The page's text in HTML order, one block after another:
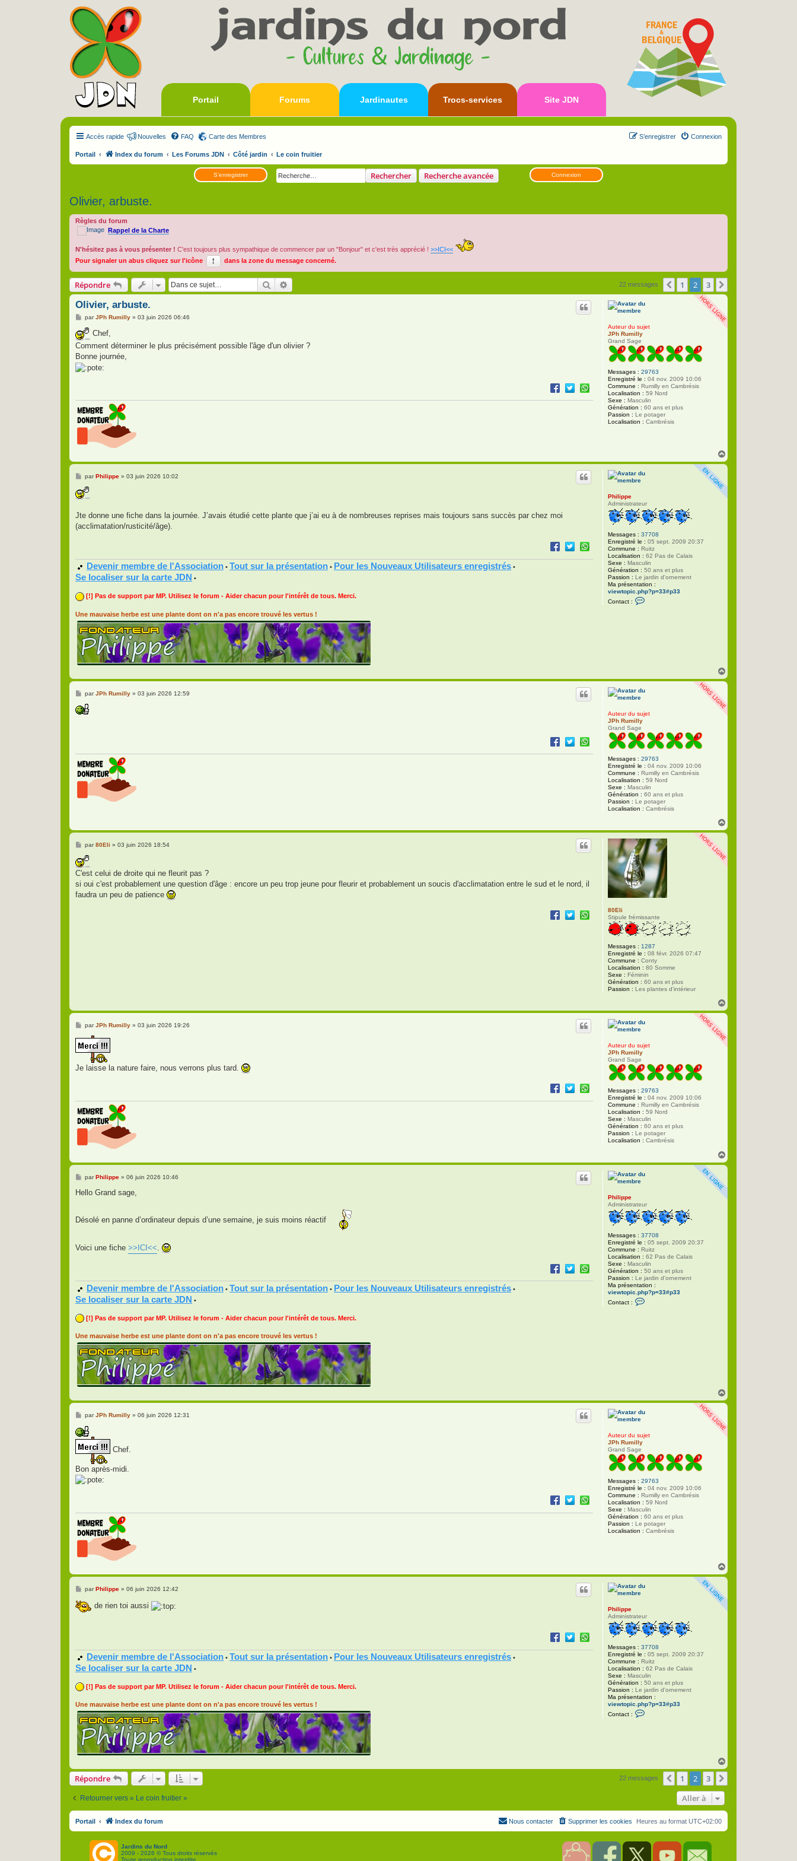
Portail Forums Jardinautes Trocs-services Site JDN
Accès rapide Nouvelles FAQ Carte des Membres Connexion
S’enregistrer
Portail Index du forum Les Forums JDN Côté jardin Le coin fruitier
S’enregistrer Rechercher Recherche avancée Connexion
Olivier, arbuste.
Règles du forum
Rappel de la Charte
N'hésitez pas à vous présenter ! C'est toujours plus sympathique de commencer par un "Bonjour" et c'est très apprécié ! >>ICI<<
Pour signaler un abus cliquez sur l'icône
dans la zone du message concerné.
Répondre Rechercher 22 messages Précédente
1 2 3
Auteur du sujet
JPh Rumilly
Grand Sage
Messages : 29763
Enregistré le : 04 nov. 2009 10:06
Commune : Rumilly en Cambrésis
Localisation : 59 Nord
Sexe : Masculin
Génération : 60 ans et plus
Passion : Le potager
Localisation : Cambrésis
Olivier, arbuste.
M
s
s
a
e
parJPh Rumilly» 03 juin 2026 06:46
Chef,
Comment déterminer le plus précisément possible l'âge d'un olivier ?
Bonne journée,
a
u
Philippe
Administrateur
Messages : 37708
Enregistré le : 05 sept. 2009 20:37
Commune : Ruitz
Localisation : 62 Pas de Calais
Sexe : Masculin
Génération : 50 ans et plus
Passion : Le jardin d'ornement
Ma présentation :
viewtopic.php?p=33#p33
Contact :
l
e
M
s
s
e
parPhilippe» 03 juin 2026 10:02
Jte donne une fiche dans la journée. J’avais étudié cette plante que j’ai eu à de nombreuses reprises mais toujours sans succès par chez moi
(acclimatation/rusticité/âge).
Devenir membre de l'Association • Tout sur la présentation • Pour les Nouveaux Utilisateurs enregistrés •
Se localiser sur la carte JDN •
[!] Pas de support par MP. Utilisez le forum - Aider chacun pour l'intérêt de tous. Merci.
Une mauvaise herbe est une plante dont on n'a pas encore trouvé les vertus !
a
u
Auteur du sujet
JPh Rumilly
Grand Sage
Messages : 29763
Enregistré le : 04 nov. 2009 10:06
Commune : Rumilly en Cambrésis
Localisation : 59 Nord
Sexe : Masculin
Génération : 60 ans et plus
Passion : Le potager
Localisation : Cambrésis
M
s
s
parJPh Rumilly» 03 juin 2026 12:59
a
u
80Eli
Stipule frémissante
Messages : 1287
Enregistré le : 08 févr. 2026 07:47
Commune : Conty
Localisation : 80 Somme
Sexe : Féminin
Génération : 60 ans et plus
Passion : Les plantes d'intérieur
M
s
s
a
e
par80Eli » 03 juin 2026 18:54
C'est celui de droite qui ne fleurit pas ?
si oui c'est probablement une question d'âge : encore un peu trop jeune pour fleurir et probablement un soucis d'acclimatation entre le sud et le nord, il
faudra un peu de patience
a
u
Auteur du sujet
JPh Rumilly
Grand Sage
Messages : 29763
Enregistré le : 04 nov. 2009 10:06
Commune : Rumilly en Cambrésis
Localisation : 59 Nord
Sexe : Masculin
Génération : 60 ans et plus
Passion : Le potager
Localisation : Cambrésis
M
s
s
a
e
parJPh Rumilly» 03 juin 2026 19:26
Je laisse la nature faire, nous verrons plus tard.
a
u
Philippe
Administrateur
Messages : 37708
Enregistré le : 05 sept. 2009 20:37
Commune : Ruitz
Localisation : 62 Pas de Calais
Sexe : Masculin
Génération : 50 ans et plus
Passion : Le jardin d'ornement
Ma présentation :
viewtopic.php?p=33#p33
Contact :
M
s
e
parPhilippe» 06 juin 2026 10:46
Hello Grand sage,
Désolé en panne d’ordinateur depuis d’une semaine, je suis moins réactif
Voici une fiche >>ICI<<
Devenir membre de l'Association • Tout sur la présentation • Pour les Nouveaux Utilisateurs enregistrés •
Se localiser sur la carte JDN •
[!] Pas de support par MP. Utilisez le forum - Aider chacun pour l'intérêt de tous. Merci.
Une mauvaise herbe est une plante dont on n'a pas encore trouvé les vertus !
a
u
Auteur du sujet
JPh Rumilly
Grand Sage
Messages : 29763
Enregistré le : 04 nov. 2009 10:06
Commune : Rumilly en Cambrésis
Localisation : 59 Nord
Sexe : Masculin
Génération : 60 ans et plus
Passion : Le potager
Localisation : Cambrésis
M
s
s
a
g
parJPh Rumilly» 06 juin 2026 12:31
Chef.
Bon après-midi.
a
u
Philippe
Administrateur
Messages : 37708
Enregistré le : 05 sept. 2009 20:37
Commune : Ruitz
Localisation : 62 Pas de Calais
Sexe : Masculin
Génération : 50 ans et plus
Passion : Le jardin d'ornement
Ma présentation :
viewtopic.php?p=33#p33
Contact :
h
p
e
M
s
s
parPhilippe» 06 juin 2026 12:42
de rien toi aussi
Devenir membre de l'Association • Tout sur la présentation • Pour les Nouveaux Utilisateurs enregistrés •
Se localiser sur la carte JDN •
[!] Pas de support par MP. Utilisez le forum - Aider chacun pour l'intérêt de tous. Merci.
Une mauvaise herbe est une plante dont on n'a pas encore trouvé les vertus !
a
t
Répondre 22 messages Précédente
1 2 3
Retourner vers « Le coin fruitier » Aller à
Portail Index du forum Heures au format UTC+02:00
Supprimer les cookies
Nous contacter
Jardins du Nord
2009 - 2026 © Tous droits réservés
F T C